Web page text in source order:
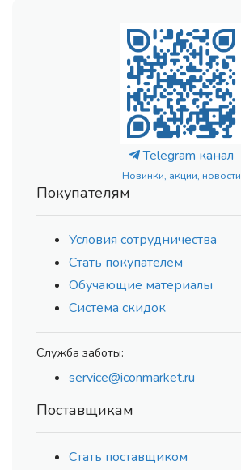
Telegram канал
Новинки, акции, новости
Покупателям
Условия сотрудничества
Стать покупателем
Обучающие материалы
Система скидок
Служба заботы:
service@iconmarket.ru
Поставщикам
Стать поставщиком